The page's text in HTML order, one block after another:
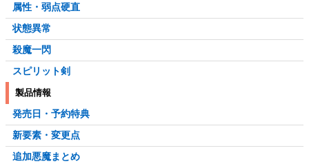
属性・弱点硬直
状態異常
殺魔一閃
スピリット剣
製品情報
発売日・予約特典
新要素・変更点
追加悪魔まとめ